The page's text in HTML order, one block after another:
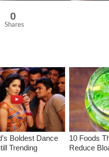
0
Shares